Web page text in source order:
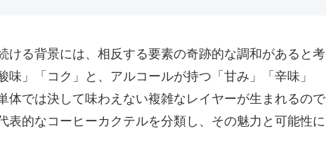
ける背景には、相反する要素の奇跡的な調和があると考
」「コク」と、アルコールが持つ「甘み」「辛味」
体では決して味わえない複雑なレイヤーが生まれるので
表的なコーヒーカクテルを分類し、その魅力と可能性に